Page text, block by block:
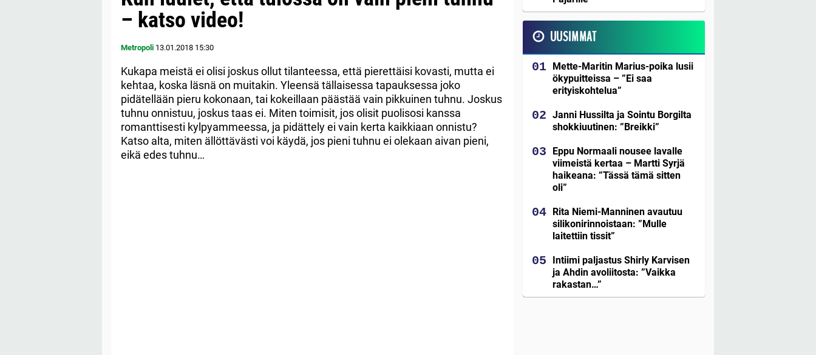
– katso video!
Metropoli 13.01.2018 15:30
Kukapa meistä ei olisi joskus ollut tilanteessa, että pierettäisi kovasti, mutta ei
kehtaa, koska läsnä on muitakin. Yleensä tällaisessa tapauksessa joko
pidätellään pieru kokonaan, tai kokeillaan päästää vain pikkuinen tuhnu. Joskus
tuhnu onnistuu, joskus taas ei. Miten toimisit, jos olisit puolisosi kanssa
romanttisesti kylpyammeessa, ja pidättely ei vain kerta kaikkiaan onnistu?
Katso alta, miten ällöttävästi voi käydä, jos pieni tuhnu ei olekaan aivan pieni,
eikä edes tuhnu…
UUSIMMAT
Mette-Maritin Marius-poika lusii
ökypuitteissa – ”Ei saa
erityiskohtelua”
Janni Hussilta ja Sointu Borgilta
shokkiuutinen: ”Breikki”
Eppu Normaali nousee lavalle
viimeistä kertaa – Martti Syrjä
haikeana: ”Tässä tämä sitten
oli”
Rita Niemi-Manninen avautuu
silikonirinnoistaan: ”Mulle
laitettiin tissit”
Intiimi paljastus Shirly Karvisen
ja Ahdin avoliitosta: ”Vaikka
rakastan…”